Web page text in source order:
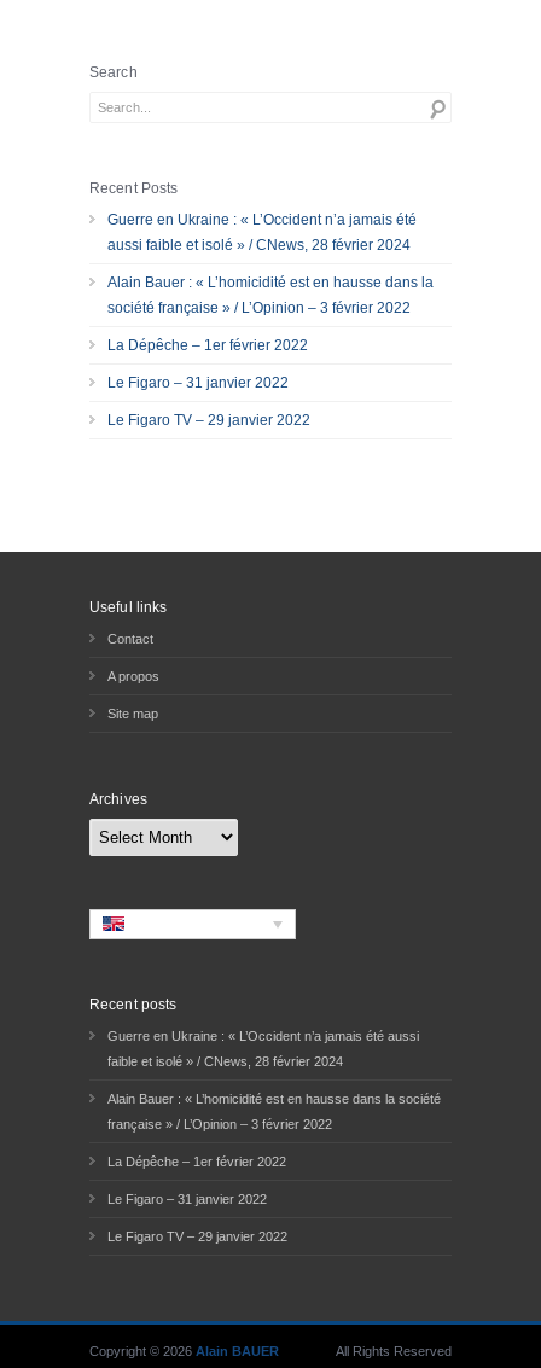
Search
Recent Posts
Guerre en Ukraine : « L’Occident n’a jamais été
aussi faible et isolé » / CNews, 28 février 2024
Alain Bauer : « L’homicidité est en hausse dans la
société française » / L’Opinion – 3 février 2022
La Dépêche – 1er février 2022
Le Figaro – 31 janvier 2022
Le Figaro TV – 29 janvier 2022
Useful links
Contact
A propos
Site map
Archives
Archives
Recent posts
Guerre en Ukraine : « L’Occident n’a jamais été aussi
faible et isolé » / CNews, 28 février 2024
Alain Bauer : « L’homicidité est en hausse dans la société
française » / L’Opinion – 3 février 2022
La Dépêche – 1er février 2022
Le Figaro – 31 janvier 2022
Le Figaro TV – 29 janvier 2022
Copyright © 2026 Alain BAUER All Rights Reserved